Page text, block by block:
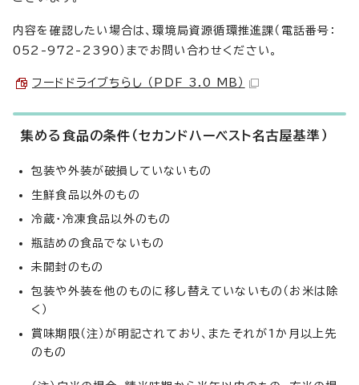
内容を確認したい場合は、環境局資源循環推進課（電話番号：
052-972-2390）までお問い合わせください。
フードドライブちらし （PDF 3.0 MB）
集める食品の条件（セカンドハーベスト名古屋基準）
包装や外装が破損していないもの
生鮮食品以外のもの
冷蔵・冷凍食品以外のもの
瓶詰めの食品でないもの
未開封のもの
包装や外装を他のものに移し替えていないもの（お米は除
く）
賞味期限（注）が明記されており、またそれが1か月以上先
のもの